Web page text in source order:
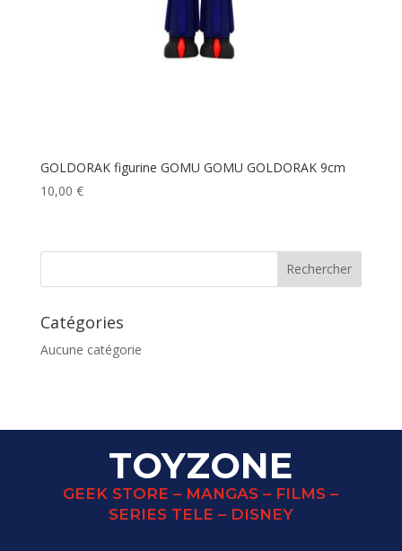
GOLDORAK figurine GOMU GOMU GOLDORAK 9cm
10,00 €
Catégories
Aucune catégorie
TOYZONE
GEEK STORE – MANGAS – FILMS –
SERIES TELE – DISNEY